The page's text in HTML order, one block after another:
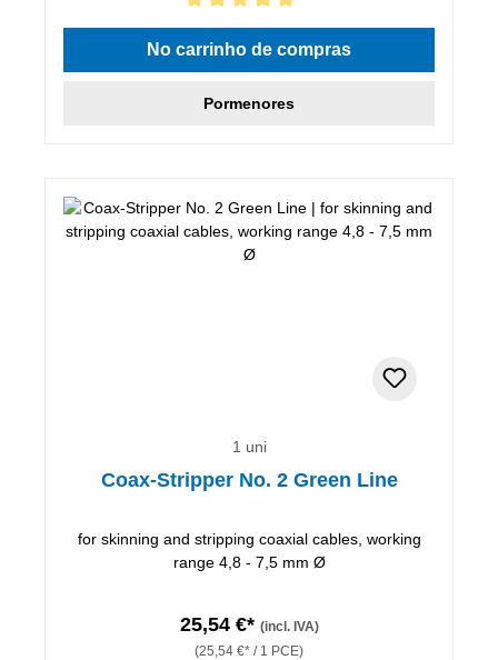
Classificação média de 5 de 5 estrelas
No carrinho de compras
Pormenores
1 uni
Coax-Stripper No. 2 Green Line
for skinning and stripping coaxial cables, working
range 4,8 - 7,5 mm Ø
25,54 €* (incl. IVA)
(25,54 €* / 1 PCE)